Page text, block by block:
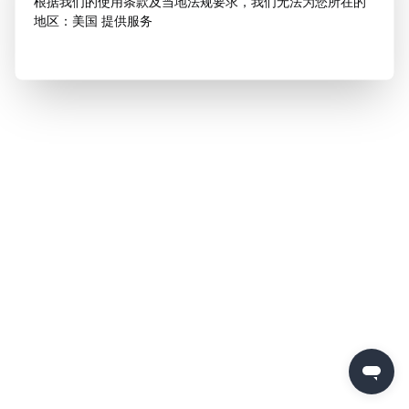
地区：美国 提供服务